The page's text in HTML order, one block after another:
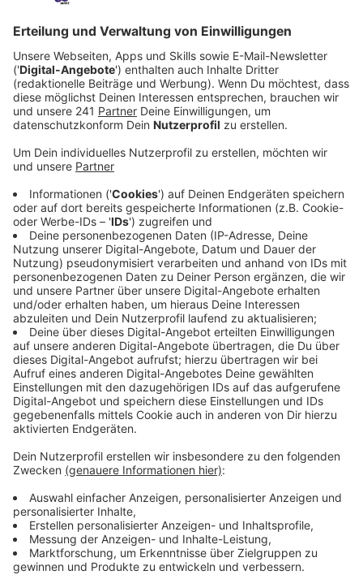
Ersatzbau dringend nötig
Über 100 Kinder mussten auf andere Einrichtungen im
Stadtgebiet verteilt werden. Doch der Bedarf an
Kitaplätzen in Leverkusen ist hoch – ein dauerhafter
Wegfall der Einrichtung kommt nicht infrage. Der
Stadtrat hat jetzt beschlossen, alle finanziellen
Möglichkeiten zu prüfen, um einen Ersatzbau nahe des
ursprünglichen Standorts zu realisieren.
Anzeige
Fördermittel und Zeitplan
Anzeige
finanzielle Lage der Stadt dies aktuell nicht zulässt.
Der Stadtrat hat jedoch mit großer Mehrheit
signalisiert, dass ein Neubau notwendig ist. Die
Anträge dreier Parteien wurden zusammengelegt, um